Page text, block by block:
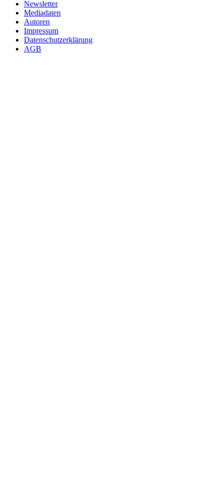
Newsletter
Mediadaten
Autoren
Impressum
Datenschutzerklärung
AGB